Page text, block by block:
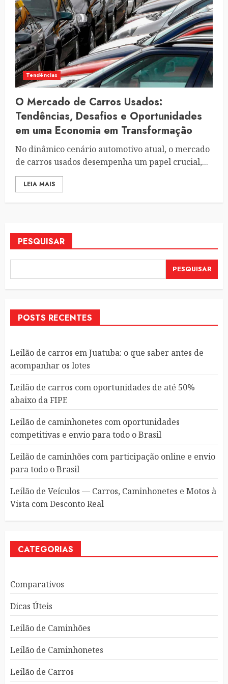
Tendências
O Mercado de Carros Usados:
Tendências, Desafios e Oportunidades
em uma Economia em Transformação
No dinâmico cenário automotivo atual, o mercado
de carros usados desempenha um papel crucial,...
LEIA MAIS
PESQUISAR
PESQUISAR
POSTS RECENTES
Leilão de carros em Juatuba: o que saber antes de
acompanhar os lotes
Leilão de carros com oportunidades de até 50%
abaixo da FIPE
Leilão de caminhonetes com oportunidades
competitivas e envio para todo o Brasil
Leilão de caminhões com participação online e envio
para todo o Brasil
Leilão de Veículos — Carros, Caminhonetes e Motos à
Vista com Desconto Real
CATEGORIAS
Comparativos
Dicas Úteis
Leilão de Caminhões
Leilão de Caminhonetes
Leilão de Carros